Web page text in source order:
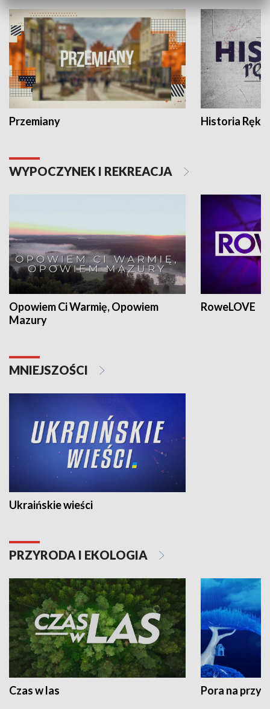
Przemiany Historia Ręką
WYPOCZYNEK I REKREACJA
Opowiem Ci Warmię, Opowiem
Mazury
RoweLOVE
MNIEJSZOŚCI
Ukraińskie wieści
PRZYRODA I EKOLOGIA
Czas w las Pora na